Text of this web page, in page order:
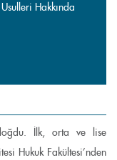
Hakkında
İlk, orta ve lise
Hukuk Fakültesi’nden